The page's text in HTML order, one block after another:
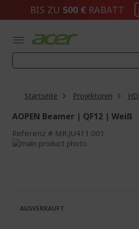
BIS ZU 500 € RABATT
Startseite Projektoren HD
AOPEN Beamer | QF12 | Weiß
Referenz MR.JU411.001
Zum
AUSVERKAUFT